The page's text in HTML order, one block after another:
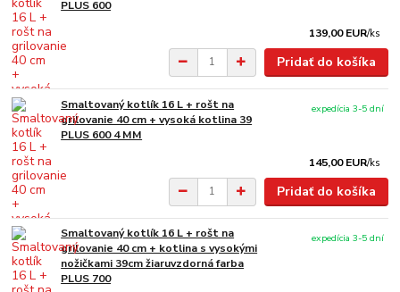
PLUS 600
139,00 EUR/ks
Pridať do košíka
Smaltovaný kotlík 16 L + rošt na
grilovanie 40 cm + vysoká kotlina 39
PLUS 600 4 MM
145,00 EUR/ks
expedícia 3-5 dní
Pridať do košíka
Smaltovaný kotlík 16 L + rošt na
grilovanie 40 cm + kotlina s vysokými
nožičkami 39cm žiaruvzdorná farba
PLUS 700
expedícia 3-5 dní